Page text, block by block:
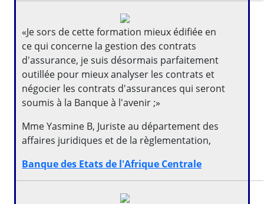
«Je sors de cette formation mieux édifiée en
ce qui concerne la gestion des contrats
d'assurance, je suis désormais parfaitement
outillée pour mieux analyser les contrats et
négocier les contrats d'assurances qui seront
soumis à la Banque à l'avenir ;»
Mme Yasmine B, Juriste au département des
affaires juridiques et de la règlementation,
Banque des Etats de l'Afrique Centrale